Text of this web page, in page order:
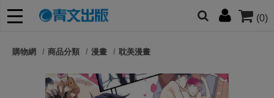
(0)
朋友們，提高警覺！
購物網 商品分類 漫畫 耽美漫畫